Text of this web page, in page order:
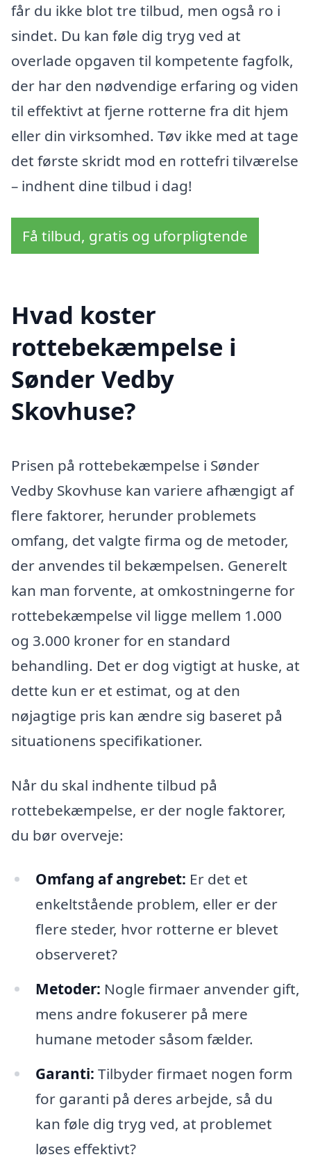
får du ikke blot tre tilbud, men også ro i
sindet. Du kan føle dig tryg ved at
overlade opgaven til kompetente fagfolk,
der har den nødvendige erfaring og viden
til effektivt at fjerne rotterne fra dit hjem
eller din virksomhed. Tøv ikke med at tage
det første skridt mod en rottefri tilværelse
– indhent dine tilbud i dag!
Få tilbud, gratis og uforpligtende
Hvad koster
rottebekæmpelse i
Sønder Vedby
Skovhuse?
Prisen på rottebekæmpelse i Sønder
Vedby Skovhuse kan variere afhængigt af
flere faktorer, herunder problemets
omfang, det valgte firma og de metoder,
der anvendes til bekæmpelsen. Generelt
kan man forvente, at omkostningerne for
rottebekæmpelse vil ligge mellem 1.000
og 3.000 kroner for en standard
behandling. Det er dog vigtigt at huske, at
dette kun er et estimat, og at den
nøjagtige pris kan ændre sig baseret på
situationens specifikationer.
Når du skal indhente tilbud på
rottebekæmpelse, er der nogle faktorer,
du bør overveje:
Omfang af angrebet: Er det et
enkeltstående problem, eller er der
flere steder, hvor rotterne er blevet
observeret?
Metoder: Nogle firmaer anvender gift,
mens andre fokuserer på mere
humane metoder såsom fælder.
Garanti: Tilbyder firmaet nogen form
for garanti på deres arbejde, så du
kan føle dig tryg ved, at problemet
løses effektivt?